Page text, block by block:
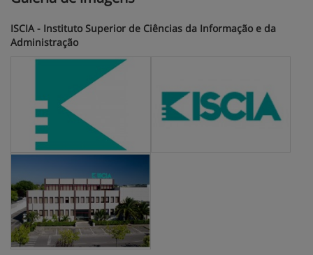
ISCIA - Instituto Superior de Ciências da Informação e da
Administração